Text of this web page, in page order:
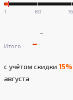
Итого: -
-
с учётом скидки 15%
августа